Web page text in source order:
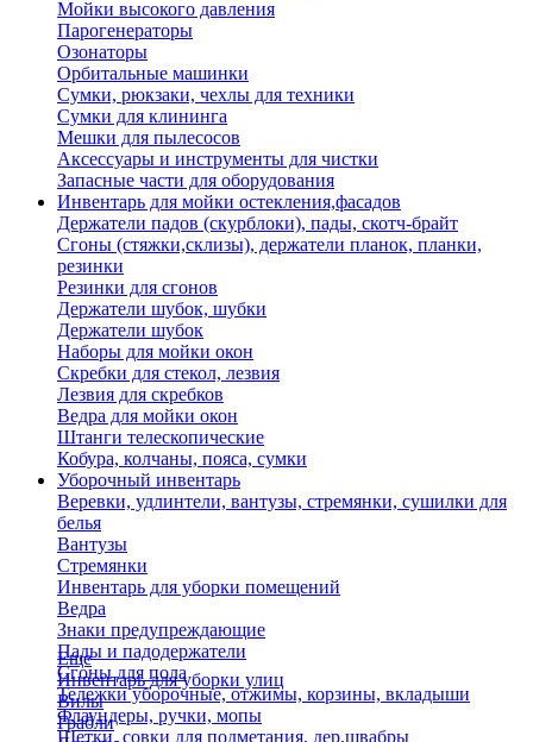
Мойки высокого давления
Парогенераторы
Озонаторы
Орбитальные машинки
Сумки, рюкзаки, чехлы для техники
Сумки для клининга
Мешки для пылесосов
Аксессуары и инструменты для чистки
Запасные части для оборудования
Инвентарь для мойки остекления,фасадов
Держатели падов (скурблоки), пады, скотч-брайт
Сгоны (стяжки,склизы), держатели планок, планки,
резинки
Резинки для сгонов
Держатели шубок, шубки
Держатели шубок
Наборы для мойки окон
Скребки для стекол, лезвия
Лезвия для скребков
Ведра для мойки окон
Штанги телескопические
Кобура, колчаны, пояса, сумки
Уборочный инвентарь
Веревки, удлинтели, вантузы, стремянки, сушилки для
белья
Вантузы
Стремянки
Инвентарь для уборки помещений
Ведра
Знаки предупреждающие
Пады и падодержатели
Сгоны для пола
Тележки уборочные, отжимы, корзины, вкладыши
Флаундеры, ручки, мопы
Щетки, совки для подметания, дер.швабры
Еще
Инвентарь для уборки улиц
Вилы
Грабли